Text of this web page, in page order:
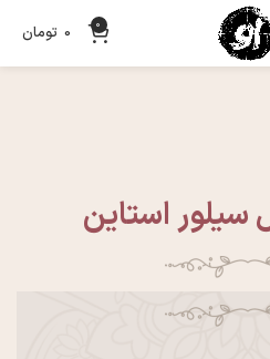
0
0 تومان
استاین